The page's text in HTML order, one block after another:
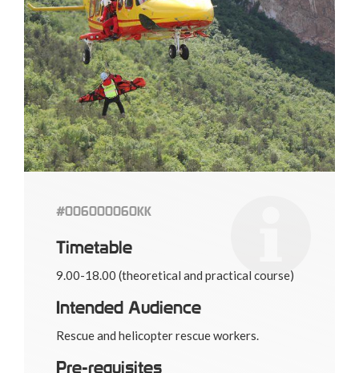
#006000060KK
Timetable
9.00-18.00 (theoretical and practical course)
Intended Audience
Rescue and helicopter rescue workers.
Pre-requisites